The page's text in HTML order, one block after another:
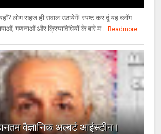
लोग सहज ही सवाल उठायेगें! स्पष्ट कर दूं यह ब्लॉग
गणनाओं और क्रियाविधियों के बारे म...
Readmore
वैज्ञानिक अल्बर्ट आइंस्टीन।